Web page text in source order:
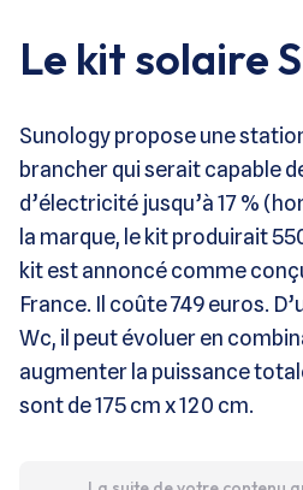
Le kit solaire
Sunology propose une
brancher qui serait capable
d’électricité jusqu’à 17 %
la marque, le kit produirait
kit est annoncé comme
France. Il coûte 749 euros.
Wc, il peut évoluer en
augmenter la puissance
sont de 175 cm x 120 cm.